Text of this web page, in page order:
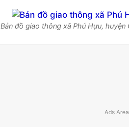
Bản đồ giao thông xã Phú Hựu, huyện